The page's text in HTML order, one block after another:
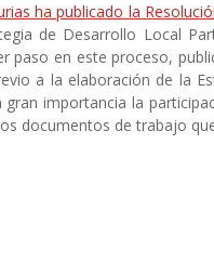
ha publicado la
de Desarrollo Local
paso en este proceso,
a la elaboración de la
gran importancia la
documentos de trabajo